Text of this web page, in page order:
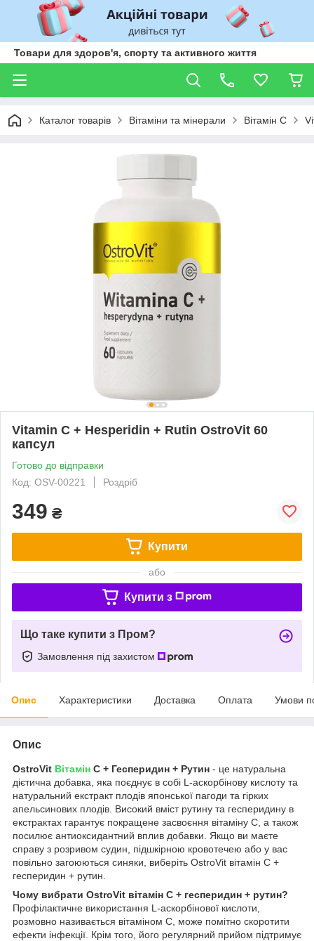
Товари для здоров'я, спорту та активного життя
Каталог товарів Вітаміни та мінерали Вітамін С
Vitamin C + Hesperidin + Rutin OstroVit 60
капсул
Готово до відправки
Код: OSV-00221
Роздріб
349 ₴
Купити
або
Купити з
Що таке купити з Пром?
Замовлення під захистом
Опис Характеристики Доставка Оплата Умови
Опис
OstroVit Вітамін С + Гесперидин + Рутин - це натуральна
дієтична добавка, яка поєднує в собі L-аскорбінову кислоту та
натуральний екстракт плодів японської пагоди та гірких
апельсинових плодів. Високий вміст рутину та гесперидину в
екстрактах гарантує покращене засвоєння вітаміну С, а також
посилює антиоксидантний вплив добавки. Якщо ви маєте
справу з розривом судин, підшкірною кровотечею або у вас
повільно загоюються синяки, виберіть OstroVit вітамін С +
гесперидин + рутин.
Чому вибрати OstroVit вітамін С + гесперидин + рутин?
Профілактичне використання L-аскорбінової кислоти,
розмовно називається вітаміном С, може помітно скоротити
ефекти інфекції. Крім того, його регулярний прийом підтримує